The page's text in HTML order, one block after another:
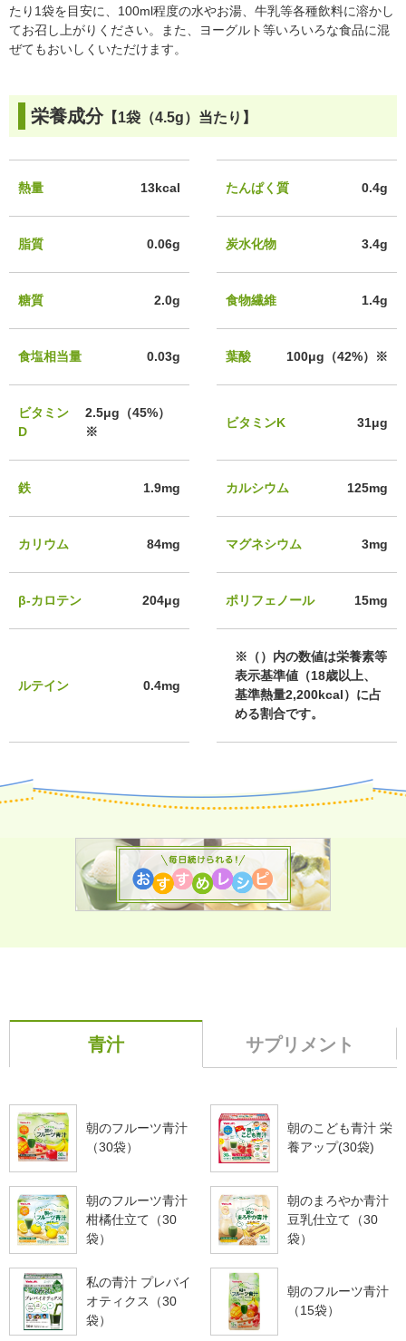
たり1袋を目安に、100ml程度の水やお湯、牛乳等各種飲料に溶かし
てお召し上がりください。また、ヨーグルト等いろいろな食品に混
ぜてもおいしくいただけます。
栄養成分【1袋（4.5g）当たり】
熱量 13kcal たんぱく質 0.4g
脂質 0.06g 炭水化物 3.4g
糖質 2.0g 食物繊維 1.4g
食塩相当量 0.03g 葉酸 100μg（42%）※
ビタミン
D
2.5μg（45%）
※
ビタミンK 31μg
鉄 1.9mg カルシウム 125mg
カリウム 84mg マグネシウム 3mg
β-カロテン 204μg ポリフェノール 15mg
ルテイン 0.4mg
※（）内の数値は栄養素等
表示基準値（18歳以上、
基準熱量2,200kcal）に占
める割合です。
青汁 サプリメント
朝のフルーツ青汁
（30袋）
朝のこども青汁 栄
養アップ(30袋)
朝のフルーツ青汁
柑橘仕立て（30
袋）
朝のまろやか青汁
豆乳仕立て（30
袋）
私の青汁 プレバイ
オティクス（30
袋）
朝のフルーツ青汁
（15袋）